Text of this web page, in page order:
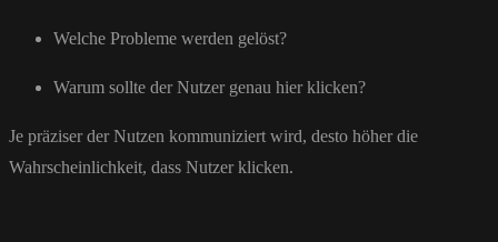
Welche Probleme werden gelöst?
Warum sollte der Nutzer genau hier klicken?
Je präziser der Nutzen kommuniziert wird, desto höher die
Wahrscheinlichkeit, dass Nutzer klicken.